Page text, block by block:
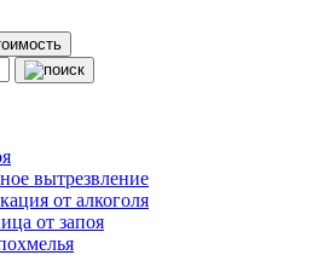
вытрезвление
от алкоголя
от запоя